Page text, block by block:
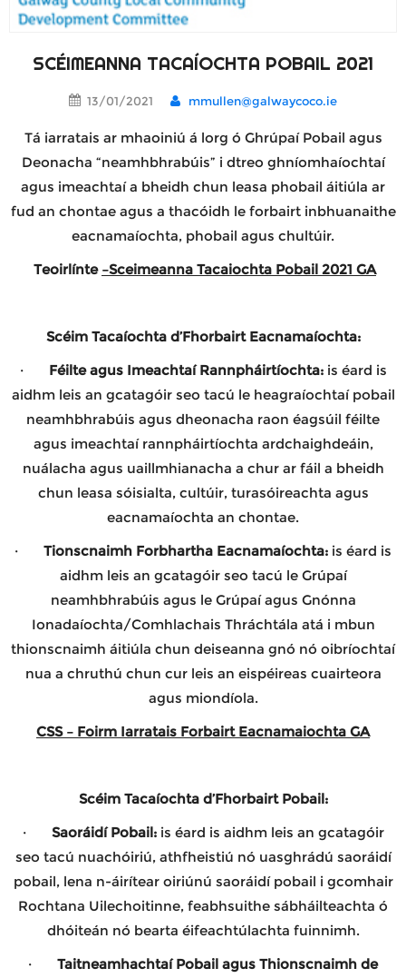
SCÉIMEANNA TACAÍOCHTA POBAIL 2021
13/01/2021 mmullen@galwaycoco.ie
Tá iarratais ar mhaoiniú á lorg ó Ghrúpaí Pobail agus
Deonacha “neamhbhrabúis” i dtreo ghníomhaíochtaí
agus imeachtaí a bheidh chun leasa phobail áitiúla ar
fud an chontae agus a thacóidh le forbairt inbhuanaithe
eacnamaíochta, phobail agus chultúir.
Teoirlínte –Sceimeanna Tacaiochta Pobail 2021 GA
Scéim Tacaíochta d’Fhorbairt Eacnamaíochta:
· Féilte agus Imeachtaí Rannpháirtíochta: is éard is
aidhm leis an gcatagóir seo tacú le heagraíochtaí pobail
neamhbhrabúis agus dheonacha raon éagsúil féilte
agus imeachtaí rannpháirtíochta ardchaighdeáin,
nuálacha agus uaillmhianacha a chur ar fáil a bheidh
chun leasa sóisialta, cultúir, turasóireachta agus
eacnamaíochta an chontae.
· Tionscnaimh Forbhartha Eacnamaíochta: is éard is
aidhm leis an gcatagóir seo tacú le Grúpaí
neamhbhrabúis agus le Grúpaí agus Gnónna
Ionadaíochta/Comhlachais Thráchtála atá i mbun
thionscnaimh áitiúla chun deiseanna gnó nó oibríochtaí
nua a chruthú chun cur leis an eispéireas cuairteora
agus miondíola.
CSS – Foirm Iarratais Forbairt Eacnamaiochta GA
Scéim Tacaíochta d’Fhorbairt Pobail:
· Saoráidí Pobail: is éard is aidhm leis an gcatagóir
seo tacú nuachóiriú, athfheistiú nó uasghrádú saoráidí
pobail, lena n-áirítear oiriúnú saoráidí pobail i gcomhair
Rochtana Uilechoitinne, feabhsuithe sábháilteachta ó
dhóiteán nó bearta éifeachtúlachta fuinnimh.
· Taitneamhachtaí Pobail agus Thionscnaimh de